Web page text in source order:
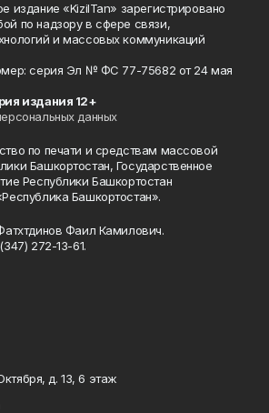
издание «KizilTan» зарегистрировано
по надзору в сфере связи,
и массовых коммуникаций
серия Эл № ФС 77-75682 от 24 мая
издания 12+
данных
по печати и средствам массовой
Башкортостан, Государственное
Республики Башкортостан
Башкортостан».
Фаил Камилович.
272-13-61.
д. 13, 6 этаж